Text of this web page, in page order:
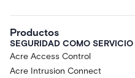
Productos
SEGURIDAD COMO SERVICIO
Acre Access Control
Acre Intrusion Connect